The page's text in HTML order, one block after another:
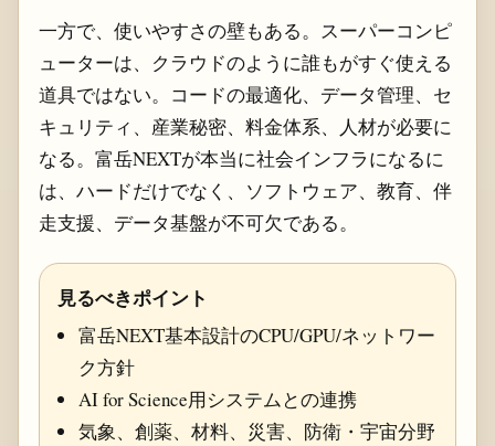
一方で、使いやすさの壁もある。スーパーコンピ
ューターは、クラウドのように誰もがすぐ使える
道具ではない。コードの最適化、データ管理、セ
キュリティ、産業秘密、料金体系、人材が必要に
なる。富岳NEXTが本当に社会インフラになるに
は、ハードだけでなく、ソフトウェア、教育、伴
走支援、データ基盤が不可欠である。
見るべきポイント
富岳NEXT基本設計のCPU/GPU/ネットワー
ク方針
AI for Science用システムとの連携
気象、創薬、材料、災害、防衛・宇宙分野